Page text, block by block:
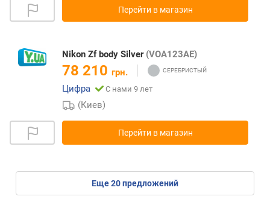
Перейти в магазин
Nikon Zf body Silver (VOA123AE)
78 210 грн.
Цифра
С нами 9 лет
(Киев)
Перейти в магазин
eще20предложений